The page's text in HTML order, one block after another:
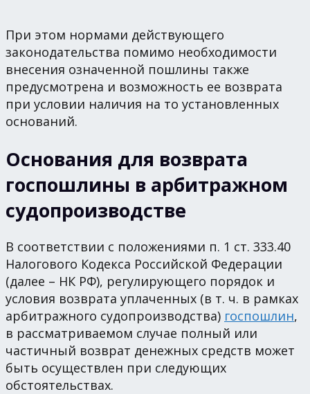
При этом нормами действующего
законодательства помимо необходимости
внесения означенной пошлины также
предусмотрена и возможность ее возврата
при условии наличия на то установленных
оснований.
Основания для возврата
госпошлины в арбитражном
судопроизводстве
В соответствии с положениями п. 1 ст. 333.40
Налогового Кодекса Российской Федерации
(далее – НК РФ), регулирующего порядок и
условия возврата уплаченных (в т. ч. в рамках
арбитражного судопроизводства) госпошлин,
в рассматриваемом случае полный или
частичный возврат денежных средств может
быть осуществлен при следующих
обстоятельствах.